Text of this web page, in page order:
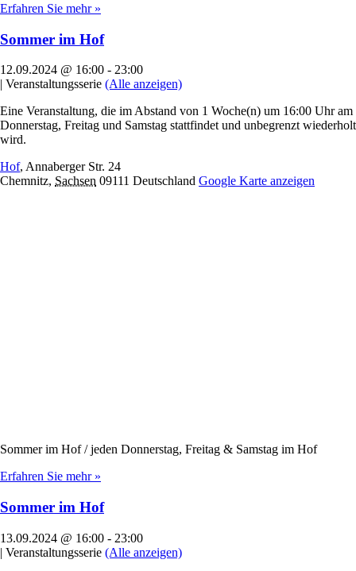
Erfahren Sie mehr »
Sommer im Hof
12.09.2024 @ 16:00 - 23:00
| Veranstaltungsserie (Alle anzeigen)
Eine Veranstaltung, die im Abstand von 1 Woche(n) um 16:00 Uhr am
Donnerstag, Freitag und Samstag stattfindet und unbegrenzt wiederholt
wird.
Hof, Annaberger Str. 24
Chemnitz, Sachsen 09111 Deutschland Google Karte anzeigen
Sommer im Hof / jeden Donnerstag, Freitag & Samstag im Hof
Erfahren Sie mehr »
Sommer im Hof
13.09.2024 @ 16:00 - 23:00
| Veranstaltungsserie (Alle anzeigen)